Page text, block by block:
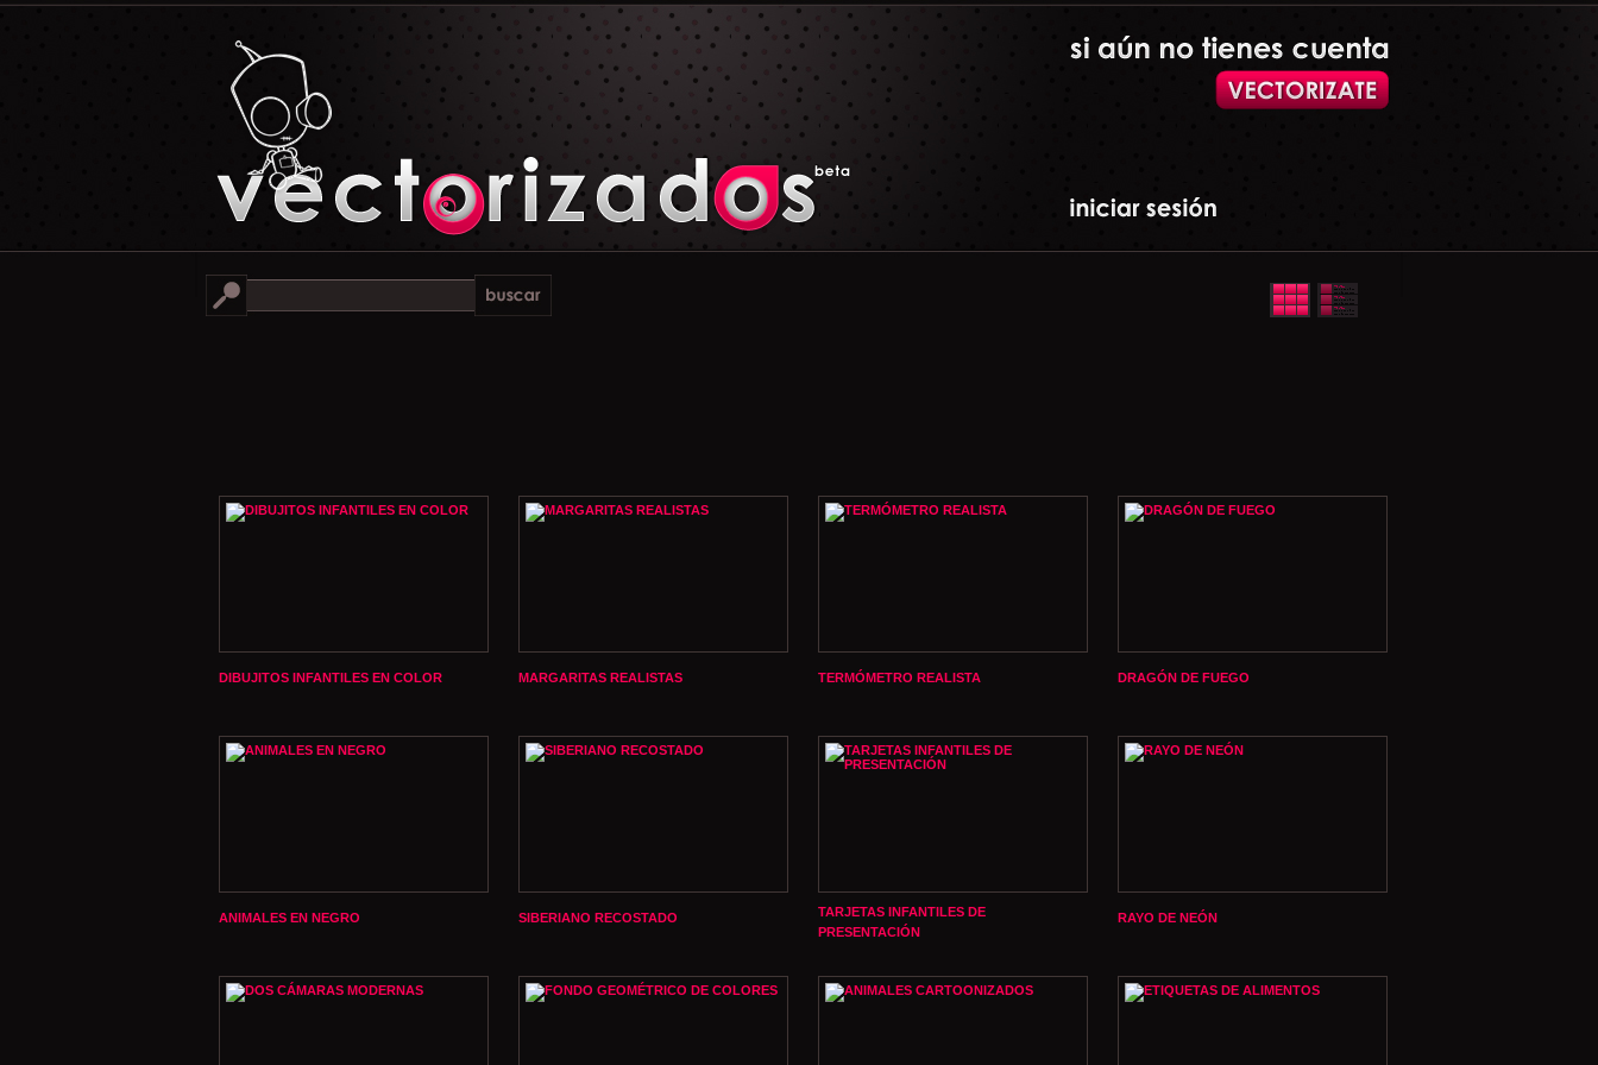
DIBUJITOS INFANTILES EN COLOR MARGARITAS REALISTAS TERMÓMETRO REALISTA DRAGÓN DE FUEGO
ANIMALES EN NEGRO SIBERIANO RECOSTADO
TARJETAS INFANTILES DE
PRESENTACIÓN
RAYO DE NEÓN